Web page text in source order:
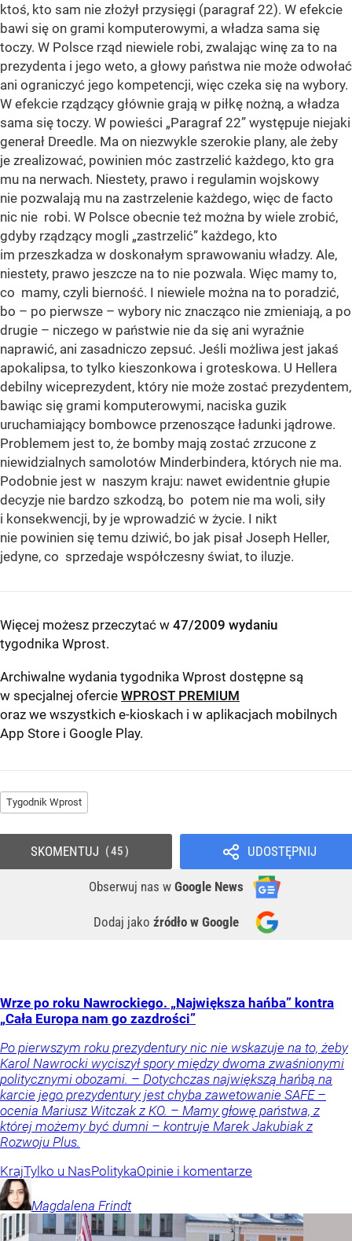
ktoś, kto sam nie złożył przysięgi (paragraf 22). W efekcie
bawi się on grami komputerowymi, a władza sama się
toczy. W Polsce rząd niewiele robi, zwalając winę za to na
prezydenta i jego weto, a głowy państwa nie może odwołać
ani ograniczyć jego kompetencji, więc czeka się na wybory.
W efekcie rządzący głównie grają w piłkę nożną, a władza
sama się toczy. W powieści „Paragraf 22” występuje niejaki
generał Dreedle. Ma on niezwykle szerokie plany, ale żeby
je zrealizować, powinien móc zastrzelić każdego, kto gra
mu na nerwach. Niestety, prawo i regulamin wojskowy
nie pozwalają mu na zastrzelenie każdego, więc de facto
nic nie robi. W Polsce obecnie też można by wiele zrobić,
gdyby rządzący mogli „zastrzelić” każdego, kto
im przeszkadza w doskonałym sprawowaniu władzy. Ale,
niestety, prawo jeszcze na to nie pozwala. Więc mamy to,
co mamy, czyli bierność. I niewiele można na to poradzić,
bo – po pierwsze – wybory nic znacząco nie zmieniają, a po
drugie – niczego w państwie nie da się ani wyraźnie
naprawić, ani zasadniczo zepsuć. Jeśli możliwa jest jakaś
apokalipsa, to tylko kieszonkowa i groteskowa. U Hellera
debilny wiceprezydent, który nie może zostać prezydentem,
bawiąc się grami komputerowymi, naciska guzik
uruchamiający bombowce przenoszące ładunki jądrowe.
Problemem jest to, że bomby mają zostać zrzucone z
niewidzialnych samolotów Minderbindera, których nie ma.
Podobnie jest w naszym kraju: nawet ewidentnie głupie
decyzje nie bardzo szkodzą, bo potem nie ma woli, siły
i konsekwencji, by je wprowadzić w życie. I nikt
nie powinien się temu dziwić, bo jak pisał Joseph Heller,
jedyne, co sprzedaje współczesny świat, to iluzje.
Więcej możesz przeczytać w 47/2009 wydaniu
tygodnika Wprost.
Archiwalne wydania tygodnika Wprost dostępne są
w specjalnej ofercie WPROST PREMIUM
oraz we wszystkich e-kioskach i w aplikacjach mobilnych
App Store i Google Play.
Tygodnik Wprost
UDOSTĘPNIJ
Obserwuj nas w Google News
Dodaj jako źródło w Google
SKOMENTUJ 45
Wrze po roku Nawrockiego. „Największa hańba” kontra
„Cała Europa nam go zazdrości”
Po pierwszym roku prezydentury nic nie wskazuje na to, żeby
Karol Nawrocki wyciszył spory między dwoma zwaśnionymi
politycznymi obozami. – Dotychczas największą hańbą na
karcie jego prezydentury jest chyba zawetowanie SAFE –
ocenia Mariusz Witczak z KO. – Mamy głowę państwa, z
której możemy być dumni – kontruje Marek Jakubiak z
Rozwoju Plus.
KrajTylko u NasPolitykaOpinie i komentarze
Magdalena Frindt